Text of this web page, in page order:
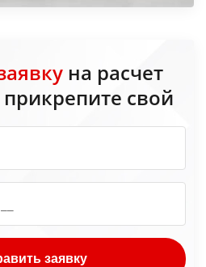
на расчет
свой
заявку